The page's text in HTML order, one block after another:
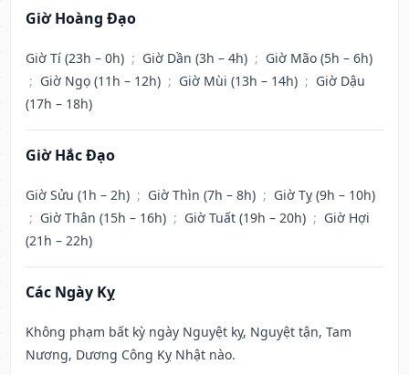
Giờ Hoàng Đạo
Giờ Tí (23h – 0h) ; Giờ Dần (3h – 4h) ; Giờ Mão (5h – 6h)
; Giờ Ngọ (11h – 12h) ; Giờ Mùi (13h – 14h) ; Giờ Dậu
(17h – 18h)
Giờ Hắc Đạo
Giờ Sửu (1h – 2h) ; Giờ Thìn (7h – 8h) ; Giờ Tỵ (9h – 10h)
; Giờ Thân (15h – 16h) ; Giờ Tuất (19h – 20h) ; Giờ Hợi
(21h – 22h)
Các Ngày Kỵ
Không phạm bất kỳ ngày Nguyệt kỵ, Nguyệt tận, Tam
Nương, Dương Công Kỵ Nhật nào.